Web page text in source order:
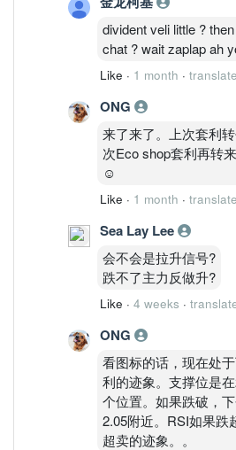
divident veli little ?
chat ? wait zaplap ah
Like · 1 month · translate
ONG
来了来了。上次套利
次Eco shop套利再转
☺️
Like · 1 month · translate
Sea Lay Lee
会不会是拉升信号?
跌不了主力反做升?
Like · 4 weeks ·
ONG
看图标的话，现在处
利的迹象。支撑位是
个位置。如果跌破，
2.05附近。RSI如果跌
超卖的迹象。。